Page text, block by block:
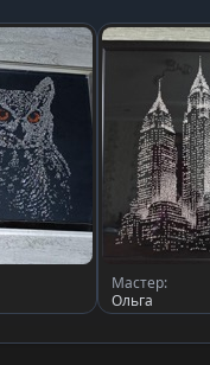
Мастер:
Ольга